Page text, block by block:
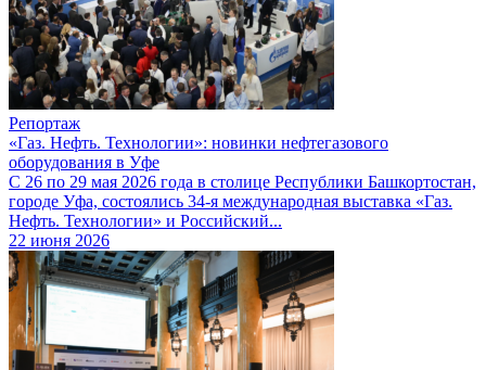
Репортаж
«Газ. Нефть. Технологии»: новинки нефтегазового
оборудования в Уфе
С 26 по 29 мая 2026 года в столице Республики Башкортостан,
городе Уфа, состоялись 34-я международная выставка «Газ.
Нефть. Технологии» и Российский...
22 июня 2026